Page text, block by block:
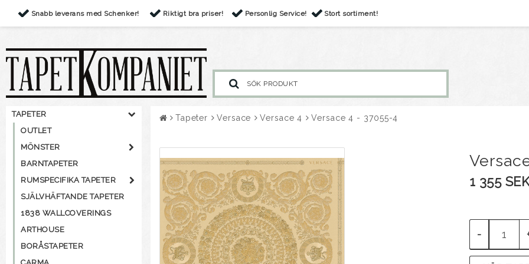
Snabb leverans med Schenker! Riktigt bra priser! Personlig Service! Stort sortiment!
TAPETER
OUTLET
MÖNSTER
BARNTAPETER
RUMSPECIFIKA TAPETER
SJÄLVHÄFTANDE TAPETER
1838 WALLCOVERINGS
ARTHOUSE
BORÅSTAPETER
Tapeter Versace Versace 4 Versace 4 - 37055-4
1 355 SEK
-